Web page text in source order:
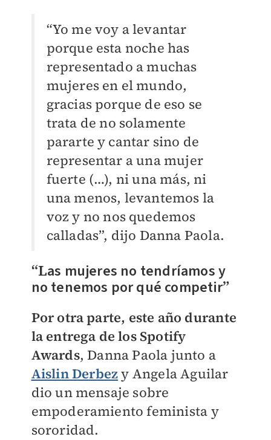
“Yo me voy a levantar
porque esta noche has
representado a muchas
mujeres en el mundo,
gracias porque de eso se
trata de no solamente
pararte y cantar sino de
representar a una mujer
fuerte (…), ni una más, ni
una menos, levantemos la
voz y no nos quedemos
calladas”, dijo Danna Paola.
“Las mujeres no tendríamos y
no tenemos por qué competir”
Por otra parte, este año durante
la entrega de los Spotify
Awards, Danna Paola junto a
Aislin Derbezy Angela Aguilar
dio un mensaje sobre
empoderamiento feminista y
sororidad.